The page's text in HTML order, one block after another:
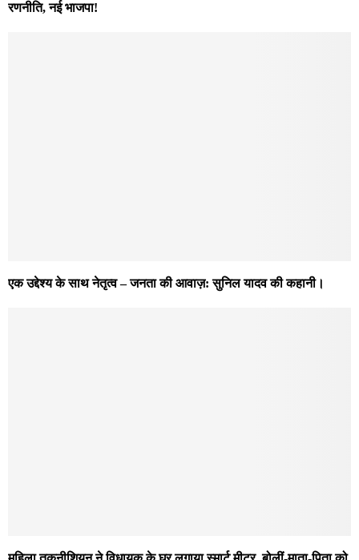
रणनीति, नई भाजपा!
एक उद्देश्य के साथ नेतृत्व – जनता की आवाज़: सुनिल यादव की कहानी।